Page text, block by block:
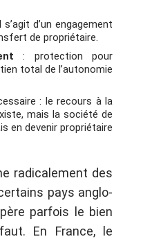
d’un engagement
de propriétaire.
: protection pour
total de l’autonomie
: le recours à la
mais la société de
en devenir propriétaire
radicalement des
pays anglo-
parfois le bien
En France, le